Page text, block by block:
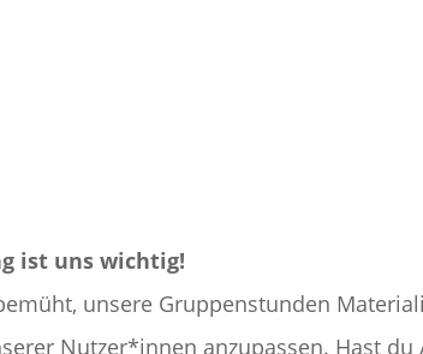
ist uns wichtig!
unsere Gruppenstunden
Nutzer*innen anzupassen. Hast du